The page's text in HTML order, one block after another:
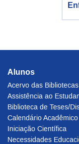
Alunos
Acervo das Bibliotecas
Assistência ao
Biblioteca de Teses/
Calendário Acadêmico
Iniciação Científica
Necessidades